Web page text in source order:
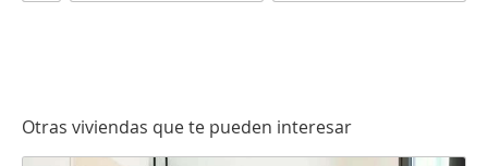
Otras viviendas que te pueden interesar